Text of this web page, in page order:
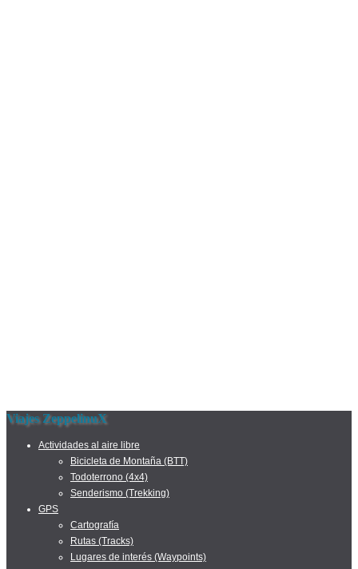
Viajes ZeppelinuX
Actividades al aire libre
Bicicleta de Montaña (BTT)
Todoterrono (4x4)
Senderismo (Trekking)
GPS
Cartografía
Rutas (Tracks)
Lugares de interés (Waypoints)